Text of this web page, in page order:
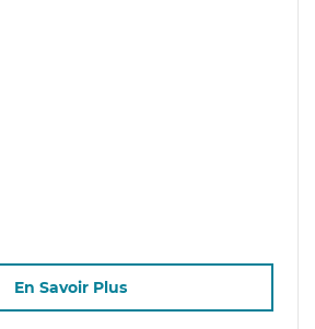
En Savoir Plus